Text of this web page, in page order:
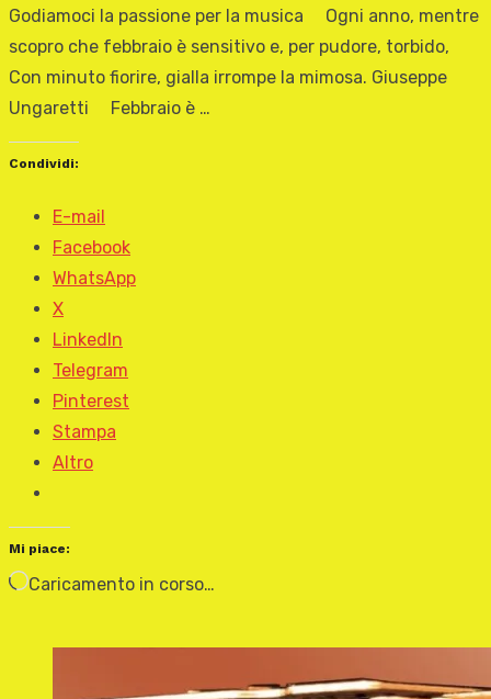
Godiamoci la passione per la musica Ogni anno, mentre
scopro che febbraio è sensitivo e, per pudore, torbido,
Con minuto fiorire, gialla irrompe la mimosa. Giuseppe
Ungaretti Febbraio è …
Condividi:
E-mail
Facebook
WhatsApp
X
LinkedIn
Telegram
Pinterest
Stampa
Altro
Mi piace:
Caricamento in corso…